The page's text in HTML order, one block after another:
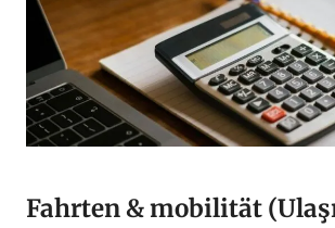
Fahrten & mobilität